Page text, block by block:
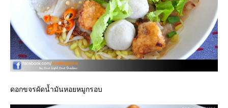
ดอกขจรผัดน้ำมันหอยหมูกรอบ